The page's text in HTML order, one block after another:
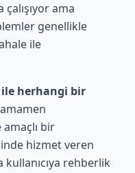
ama
genellikle
ile
ile herhangi bir
bir
hizmet veren
rehberlik